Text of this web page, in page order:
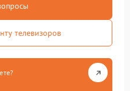
телевизоров